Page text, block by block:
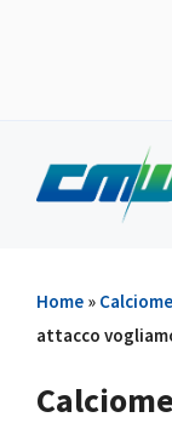
contenuto
Home »
attacco